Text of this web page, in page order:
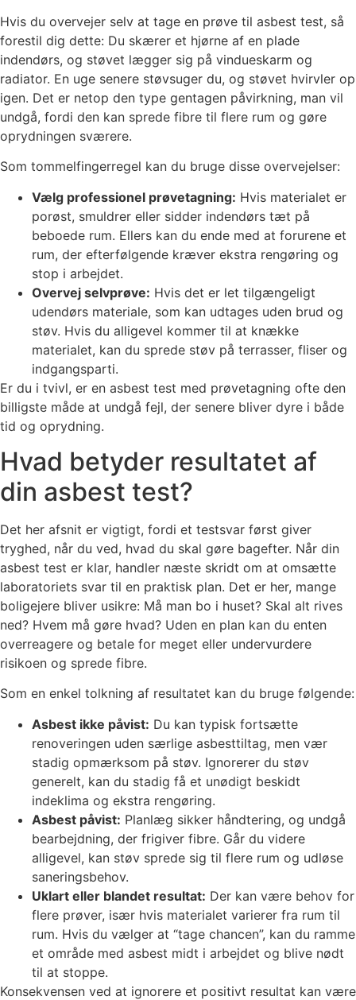
Hvis du overvejer selv at tage en prøve til asbest test, så
forestil dig dette: Du skærer et hjørne af en plade
indendørs, og støvet lægger sig på vindueskarm og
radiator. En uge senere støvsuger du, og støvet hvirvler op
igen. Det er netop den type gentagen påvirkning, man vil
undgå, fordi den kan sprede fibre til flere rum og gøre
oprydningen sværere.
Som tommelfingerregel kan du bruge disse overvejelser:
Vælg professionel prøvetagning: Hvis materialet er
porøst, smuldrer eller sidder indendørs tæt på
beboede rum. Ellers kan du ende med at forurene et
rum, der efterfølgende kræver ekstra rengøring og
stop i arbejdet.
Overvej selvprøve: Hvis det er let tilgængeligt
udendørs materiale, som kan udtages uden brud og
støv. Hvis du alligevel kommer til at knække
materialet, kan du sprede støv på terrasser, fliser og
indgangsparti.
Er du i tvivl, er en asbest test med prøvetagning ofte den
billigste måde at undgå fejl, der senere bliver dyre i både
tid og oprydning.
Hvad betyder resultatet af
din asbest test?
Det her afsnit er vigtigt, fordi et testsvar først giver
tryghed, når du ved, hvad du skal gøre bagefter. Når din
asbest test er klar, handler næste skridt om at omsætte
laboratoriets svar til en praktisk plan. Det er her, mange
boligejere bliver usikre: Må man bo i huset? Skal alt rives
ned? Hvem må gøre hvad? Uden en plan kan du enten
overreagere og betale for meget eller undervurdere
risikoen og sprede fibre.
Som en enkel tolkning af resultatet kan du bruge følgende:
Asbest ikke påvist: Du kan typisk fortsætte
renoveringen uden særlige asbesttiltag, men vær
stadig opmærksom på støv. Ignorerer du støv
generelt, kan du stadig få et unødigt beskidt
indeklima og ekstra rengøring.
Asbest påvist: Planlæg sikker håndtering, og undgå
bearbejdning, der frigiver fibre. Går du videre
alligevel, kan støv sprede sig til flere rum og udløse
saneringsbehov.
Uklart eller blandet resultat: Der kan være behov for
flere prøver, især hvis materialet varierer fra rum til
rum. Hvis du vælger at “tage chancen”, kan du ramme
et område med asbest midt i arbejdet og blive nødt
til at stoppe.
Konsekvensen ved at ignorere et positivt resultat kan være